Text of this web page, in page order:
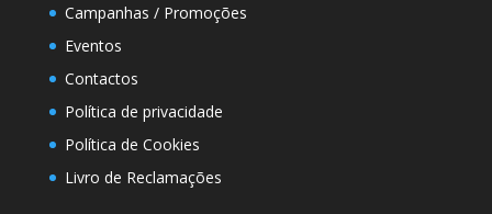
Campanhas / Promoções
Eventos
Contactos
Política de privacidade
Política de Cookies
Livro de Reclamações